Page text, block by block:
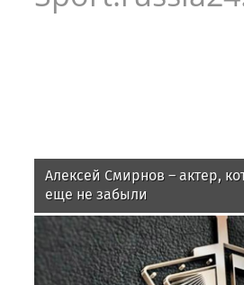
Алексей Смирнов – актер,
еще не забыли